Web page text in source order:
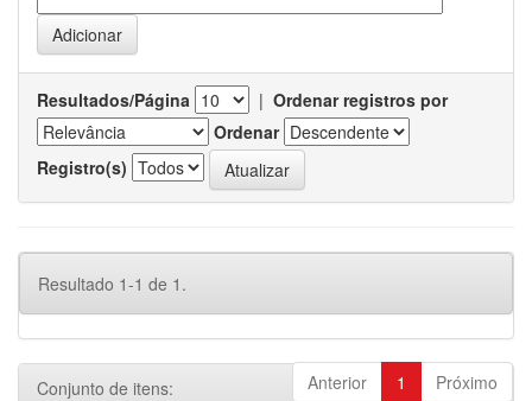
Resultados/Página | Ordenar registros por
Ordenar
Registro(s)
Resultado 1-1 de 1.
Anterior 1 Próximo
Conjunto de itens: